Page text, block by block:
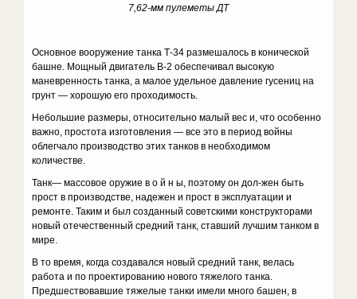
7,62-мм пулеметы ДТ
Основное вооружение танка Т-34 размешалось в конической
башне. Мощный двигатель В-2 обеспечивал высокую
маневренность танка, а ма­лое удельное давление гусениц на
грунт — хорошую его проходимость.
Небольшие размеры, относительно малый вес и, что особенно
важно, простота изготовления — все это в период войны
облегчало производ­ство этих танков в необходимом
количестве.
Танк— массовое оружие в о й н ы, поэтому он дол-жен быть
прост в производстве, надежен и прост в эксплуатации и
ремонте. Таким и был созданный советскими конструкторами
новый отечественный средний танк, ставший лучшим танком в
мире.
В то время, когда создавался новый средний танк, велась
работа и по проектированию нового тяжелого танка.
Предшествовавшие тяже­лые танки имели много башен, в